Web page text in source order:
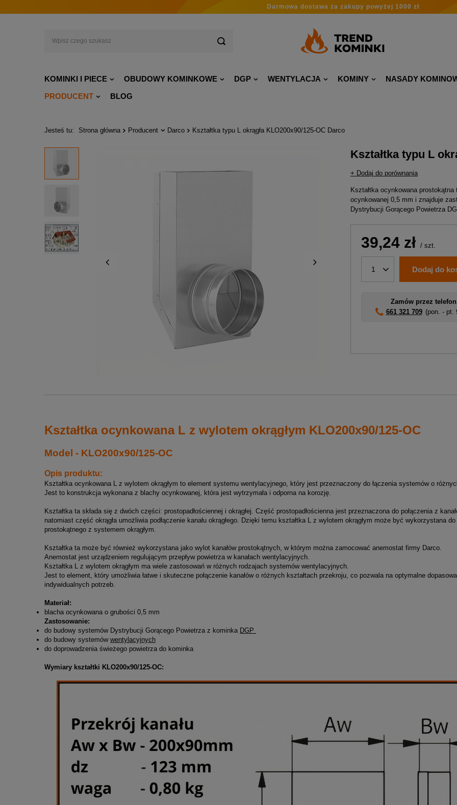
Darmowa dostawa za zakupy powyżej 1000 zł
KOMINKI I PIECE OBUDOWY KOMINKOWE DGP WENTYLACJA KOMINY NASADY
PRODUCENT
BLOG
Jesteś tu: Strona główna Producent Darco Kształtka typu L okrągła KLO200x90/125-OC Darco
Kształtka typu L
+ Dodaj do porównania
Kształtka ocynkowana
ocynkowanej 0,5 mm i znajduje
Dystrybucji Gorącego Powietrza
39,24 zł / szt.
1 Dodaj do
Zamów przez
661 321 709 (pon. - pt.
Kształtka ocynkowana L z wylotem okrągłym KLO200x90/125-OC
Model - KLO200x90/125-OC
Opis produktu:
Kształtka ocynkowana L z wylotem okrągłym to element systemu wentylacyjnego, który jest przeznaczony do łączenia systemów o
Jest to konstrukcja wykonana z blachy ocynkowanej, która jest wytrzymała i odporna na korozję.
Kształtka ta składa się z dwóch części: prostopadłościennej i okrągłej. Część prostopadłościenna jest przeznaczona do połączenia z
natomiast część okrągła umożliwia podłączenie kanału okrągłego. Dzięki temu kształtka L z wylotem okrągłym może być wykorzystana
prostokątnego z systemem okrągłym.
Kształtka ta może być również wykorzystana jako wylot kanałów prostokątnych, w którym można zamocować anemostat firmy Darco.
Anemostat jest urządzeniem regulującym przepływ powietrza w kanałach wentylacyjnych.
Kształtka L z wylotem okrągłym ma wiele zastosowań w różnych rodzajach systemów wentylacyjnych.
Jest to element, który umożliwia łatwe i skuteczne połączenie kanałów o różnych kształtach przekroju, co pozwala na optymalne
indywidualnych potrzeb.
Materiał:
blacha ocynkowana o grubości 0,5 mm
Zastosowanie:
do budowy systemów Dystrybucji Gorącego Powietrza z kominka DGP
do budowy systemów wentylacyjnych
do doprowadzenia świeżego powietrza do kominka
Wymiary kształtki KLO200x90/125-OC: